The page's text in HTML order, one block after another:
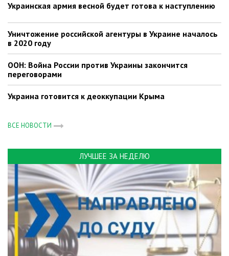
Украинская армия весной будет готова к наступлению
Уничтожение российской агентуры в Украине началось
в 2020 году
ООН: Война России против Украины закончится
переговорами
Украина готовится к деоккупации Крыма
ВСЕ НОВОСТИ
ЛУЧШЕЕ ЗА НЕДЕЛЮ